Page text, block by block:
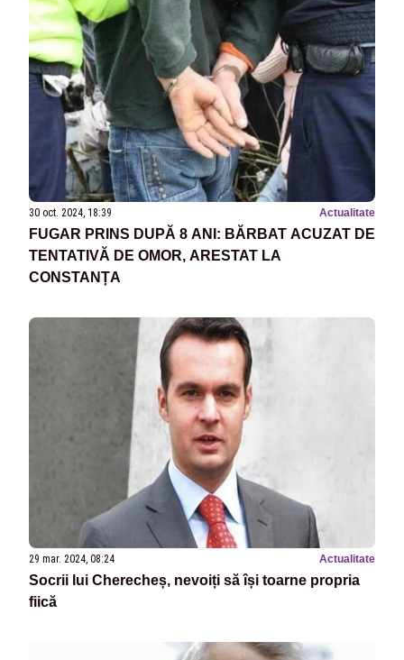
30 oct. 2024, 18:39 Actualitate
FUGAR PRINS DUPĂ 8 ANI: BĂRBAT ACUZAT DE
TENTATIVĂ DE OMOR, ARESTAT LA
CONSTANȚA
29 mar. 2024, 08:24 Actualitate
Socrii lui Cherecheș, nevoiți să își toarne propria
fiică